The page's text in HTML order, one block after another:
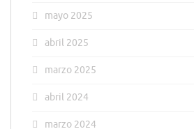
mayo 2025
abril 2025
marzo 2025
abril 2024
marzo 2024